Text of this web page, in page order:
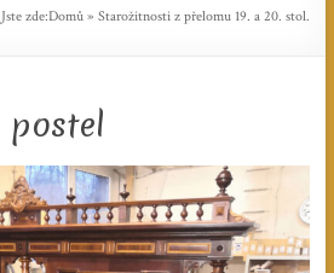
Jste zde:Domů »Starožitnosti z přelomu 19. a 20. stol.